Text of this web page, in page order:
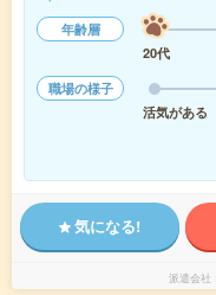
年齢層
20代
職場の様子
活気がある
気になる!
派遣会社